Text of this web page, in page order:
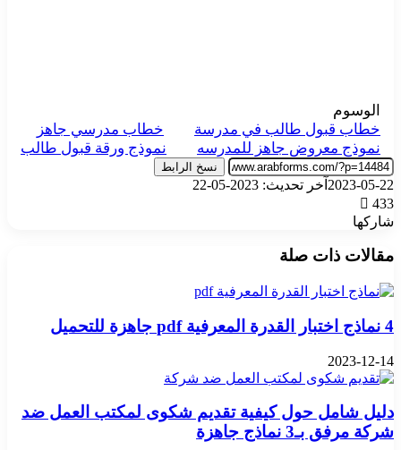
الوسوم
خطاب قبول طالب في مدرسة
خطاب مدرسي جاهز
نموذج معروض جاهز للمدرسه
نموذج ورقة قبول طالب
نسخ الرابط
2023-05-22 آخر تحديث: 2023-05-22
433
شاركها
مقالات ذات صلة
4 نماذج اختبار القدرة المعرفية pdf جاهزة للتحميل
2023-12-14
دليل شامل حول كيفية تقديم شكوى لمكتب العمل ضد
شركة مرفق بـ3 نماذج جاهزة